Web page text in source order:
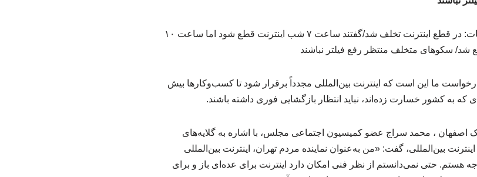
ما این است که اینترنت بین‌المللی مجدداً برقرار شود تا کسب‌وکارها بیش
که به کشور خسارت زده‌اند، نباید انتظار بازگشایی فوری داشته باشند.
اصفهان ، محمد سراج عضو کمیسیون اجتماعی مجلس، با اشاره به گلایه‌های
بین‌المللی، گفت: «من به‌عنوان نماینده مردم تهران، اینترنت بین‌المللی
هستم. حتی نمی‌دانستم از نظر فنی امکان دارد اینترنت برای عده‌ای باز و برای